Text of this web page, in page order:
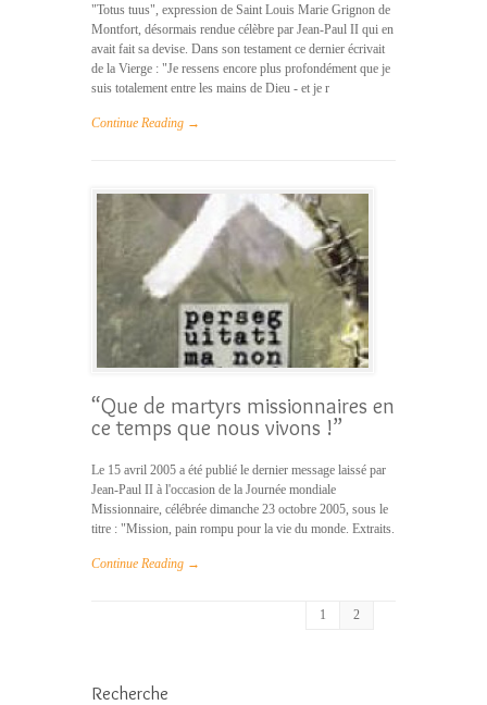
"Totus tuus", expression de Saint Louis Marie Grignon de
Montfort, désormais rendue célèbre par Jean-Paul II qui en
avait fait sa devise. Dans son testament ce dernier écrivait
de la Vierge : "Je ressens encore plus profondément que je
suis totalement entre les mains de Dieu - et je r
Continue Reading →
“Que de martyrs missionnaires en
ce temps que nous vivons !”
Le 15 avril 2005 a été publié le dernier message laissé par
Jean-Paul II à l'occasion de la Journée mondiale
Missionnaire, célébrée dimanche 23 octobre 2005, sous le
titre : "Mission, pain rompu pour la vie du monde. Extraits.
Continue Reading →
1 2
Recherche